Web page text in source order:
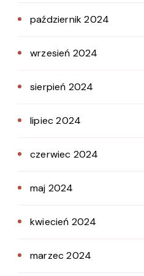
październik 2024
wrzesień 2024
sierpień 2024
lipiec 2024
czerwiec 2024
maj 2024
kwiecień 2024
marzec 2024